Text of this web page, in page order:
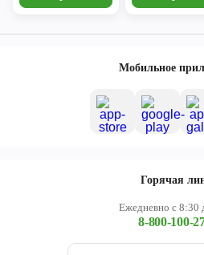
Мобильное
Горячая
Ежедневно с 8:30
8-800-100-